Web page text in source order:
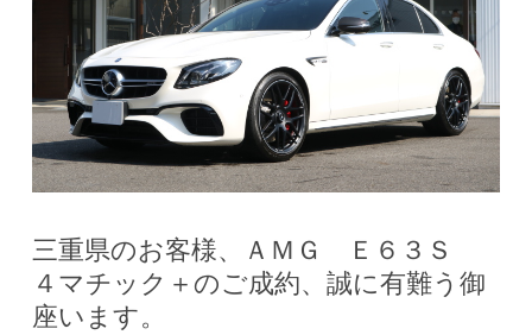
三重県のお客様、ＡＭＧ Ｅ６３Ｓ
４マチック＋のご成約、誠に有難う御
座います。